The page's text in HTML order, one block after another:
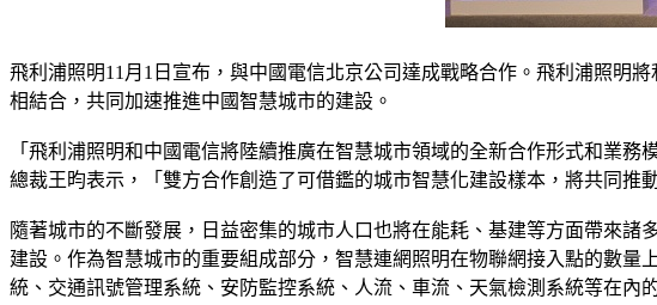
飛利浦照明11月1日宣布，與中國電信北京公司達成戰略合作。飛利浦照明
相結合，共同加速推進中國智慧城市的建設。
「飛利浦照明和中國電信將陸續推廣在智慧城市領域的全新合作形式和業
總裁王昀表示，「雙方合作創造了可借鑑的城市智慧化建設樣本，將共同推
隨著城市的不斷發展，日益密集的城市人口也將在能耗、基建等方面帶來
建設。作為智慧城市的重要組成部分，智慧連網照明在物聯網接入點的數量
統、交通訊號管理系統、安防監控系統、人流、車流、天氣檢測系統等在內